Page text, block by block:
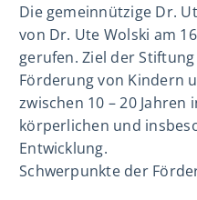
Die gemeinnützige Dr.
von Dr. Ute Wolski am
gerufen. Ziel der
Förderung von Kindern
zwischen 10 – 20 Jahren
körperlichen und
Entwicklung.
Schwerpunkte der